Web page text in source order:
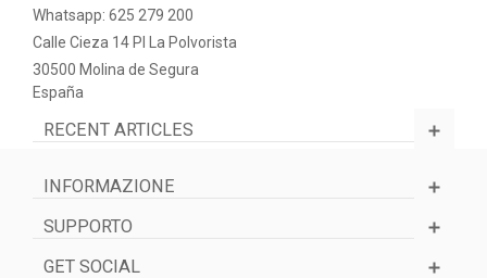
Whatsapp: 625 279 200
Calle Cieza 14 PI La Polvorista
30500 Molina de Segura
España
RECENT ARTICLES
INFORMAZIONE
SUPPORTO
GET SOCIAL